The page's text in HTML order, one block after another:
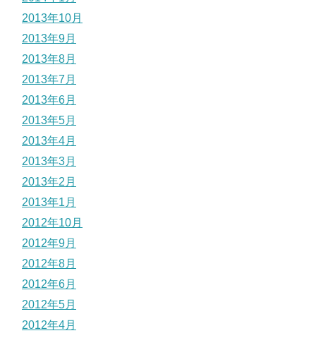
2013年10月
2013年9月
2013年8月
2013年7月
2013年6月
2013年5月
2013年4月
2013年3月
2013年2月
2013年1月
2012年10月
2012年9月
2012年8月
2012年6月
2012年5月
2012年4月